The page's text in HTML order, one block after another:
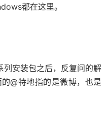
都在这里。
安装包之后，反复问的解
的@特地指的是微博，也是